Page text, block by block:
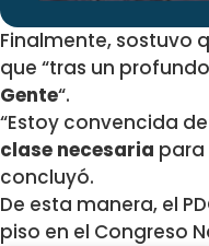
Finalmente, sostuvo
que “tras un
Gente“.
“Estoy convencida
clase necesaria para
concluyó.
De esta manera, el
piso en el Congreso